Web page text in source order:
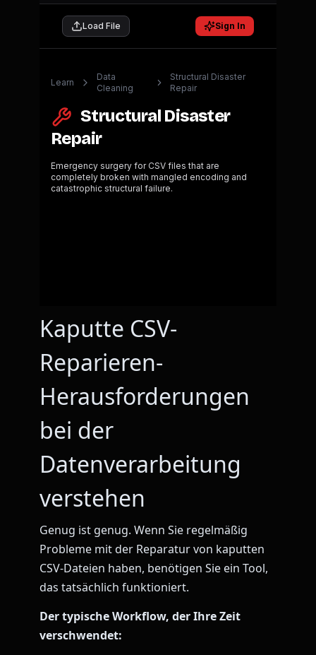
Kaputte CSV-
Reparieren-
Herausforderungen
bei der
Datenverarbeitung
verstehen
Genug ist genug. Wenn Sie regelmäßig
Probleme mit der Reparatur von kaputten
CSV-Dateien haben, benötigen Sie ein Tool,
das tatsächlich funktioniert.
Der typische Workflow, der Ihre Zeit
verschwendet: